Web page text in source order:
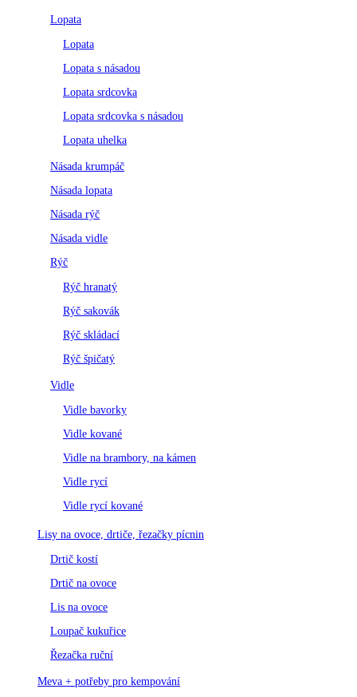
Lopata
Lopata
Lopata s násadou
Lopata srdcovka
Lopata srdcovka s násadou
Lopata uhelka
Násada krumpáč
Násada lopata
Násada rýč
Násada vidle
Rýč
Rýč hranatý
Rýč sakovák
Rýč skládací
Rýč špičatý
Vidle
Vidle bavorky
Vidle kované
Vidle na brambory, na kámen
Vidle rycí
Vidle rycí kované
Lisy na ovoce, drtiče, řezačky pícnin
Drtič kostí
Drtič na ovoce
Lis na ovoce
Loupač kukuřice
Řezačka ruční
Meva + potřeby pro kempování